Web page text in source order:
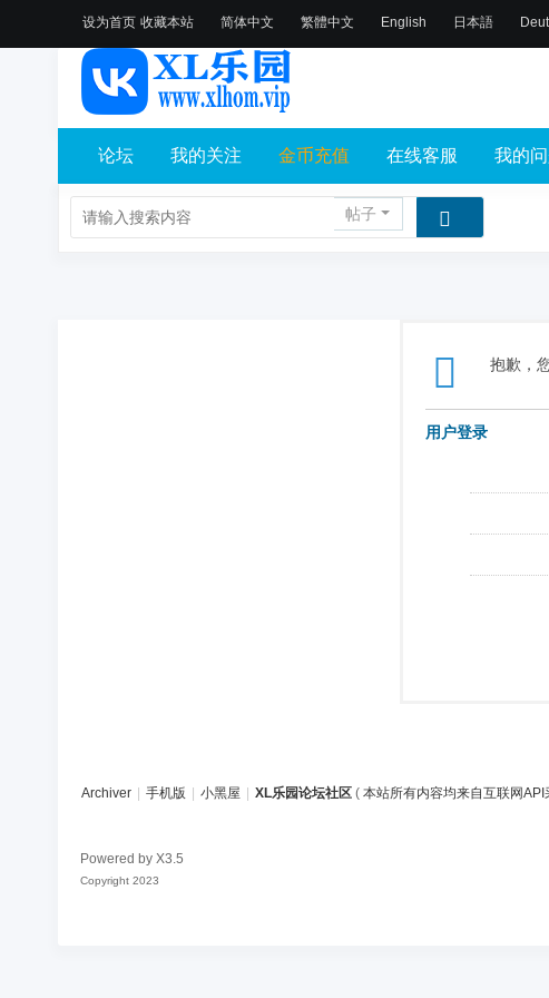
设为首页 收藏本站 简体中文 繁體中文 English 日本語
论坛 我的关注 金币充值 在线客服 我的
帖子
抱歉，
用户登录
Archiver 手机版 小黑屋 XL乐园论坛社区 ( 本站所有内容均来自互联网
Powered by X3.5
Copyright 2023